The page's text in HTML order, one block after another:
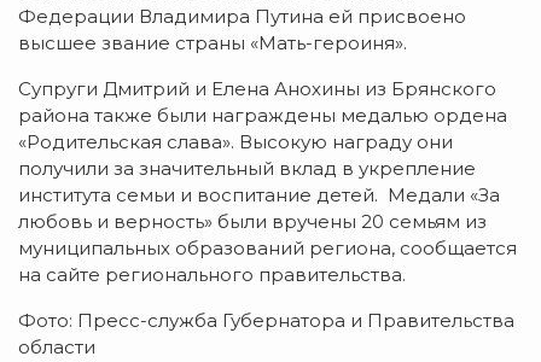
Федерации Владимира Путина ей присвоено
высшее звание страны «Мать-героиня».
Супруги Дмитрий и Елена Анохины из Брянского
района также были награждены медалью ордена
«Родительская слава». Высокую награду они
получили за значительный вклад в укрепление
института семьи и воспитание детей. Медали «За
любовь и верность» были вручены 20 семьям из
муниципальных образований региона, сообщается
на сайте регионального правительства.
Фото: Пресс-служба Губернатора и Правительства
области